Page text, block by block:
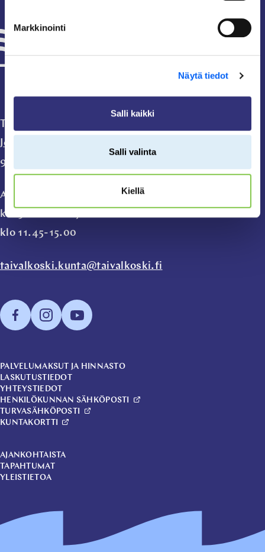
Markkinointi
Näytä tiedot
Salli kaikki
Salli valinta
Kiellä
Taivalkosken kunta
Jokijärventie 2 A
93400 Taivalkoski
Avoinna ma-pe
klo 9.00-11.00 ja
klo 11.45-15.00
taivalkoski.kunta@taivalkoski.fi
PALVELUMAKSUT JA HINNASTO
LASKUTUSTIEDOT
YHTEYSTIEDOT
HENKILÖKUNNAN SÄHKÖPOSTI
TURVASÄHKÖPOSTI
KUNTAKORTTI
AJANKOHTAISTA
TAPAHTUMAT
YLEISTIETOA